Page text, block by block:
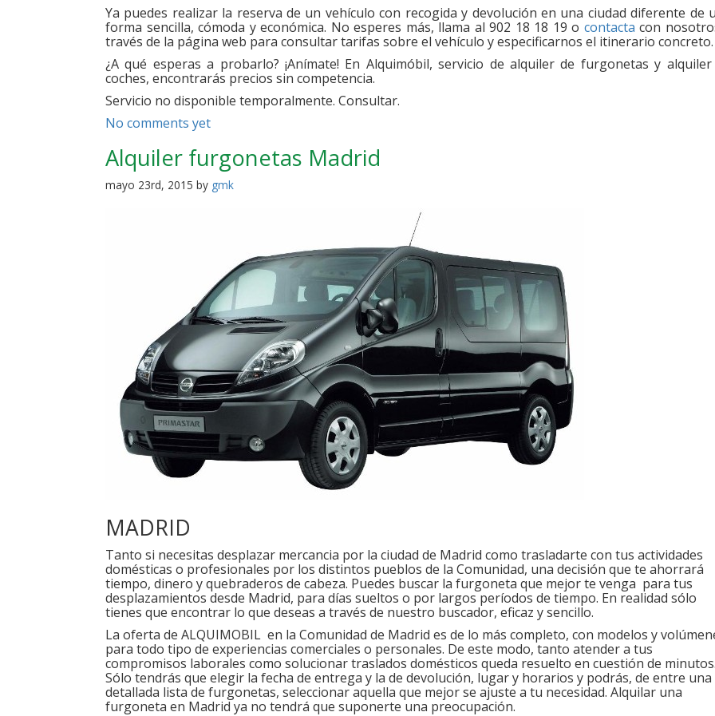
Ya puedes realizar la reserva de un vehículo con recogida y devolución en una ciudad diferente de
forma sencilla, cómoda y económica. No esperes más, llama al 902 18 18 19 o contacta con
través de la página web para consultar tarifas sobre el vehículo y especificarnos el itinerario concreto.
¿A qué esperas a probarlo? ¡Anímate! En Alquimóbil, servicio de alquiler de furgonetas y
coches, encontrarás precios sin competencia.
Servicio no disponible temporalmente. Consultar.
No comments yet
Alquiler furgonetas Madrid
mayo 23rd, 2015 by gmk
MADRID
Tanto si necesitas desplazar mercancia por la ciudad de Madrid como trasladarte con tus actividades
domésticas o profesionales por los distintos pueblos de la Comunidad, una decisión que te ahorrará
tiempo, dinero y quebraderos de cabeza. Puedes buscar la furgoneta que mejor te venga para tus
desplazamientos desde Madrid, para días sueltos o por largos períodos de tiempo. En realidad sólo
tienes que encontrar lo que deseas a través de nuestro buscador, eficaz y sencillo.
La oferta de ALQUIMOBIL en la Comunidad de Madrid es de lo más completo, con modelos y
para todo tipo de experiencias comerciales o personales. De este modo, tanto atender a tus
compromisos laborales como solucionar traslados domésticos queda resuelto en cuestión de
Sólo tendrás que elegir la fecha de entrega y la de devolución, lugar y horarios y podrás, de entre una
detallada lista de furgonetas, seleccionar aquella que mejor se ajuste a tu necesidad. Alquilar una
furgoneta en Madrid ya no tendrá que suponerte una preocupación.